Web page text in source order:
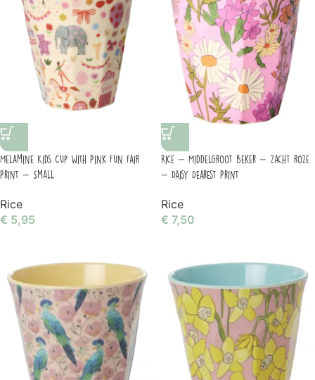
Melamine Kids Cup with Pink Fun Fair
Print – Small
Rice
€ 5,95
Rice – Middelgroot Beker – Zacht roze
– Daisy Dearest Print
Rice
€ 7,50